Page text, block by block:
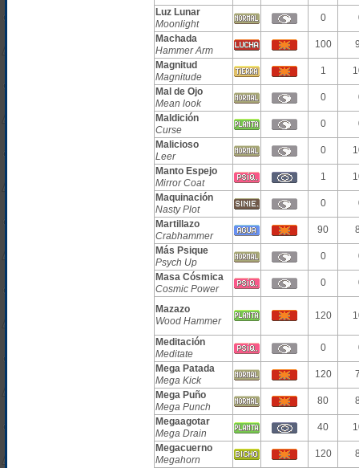
Luz Lunar
Moonlight
0
Machada
Hammer Arm
100
Magnitud
Magnitude
1
Mal de Ojo
Mean look
0
Maldición
Curse
0
Malicioso
Leer
0
Manto Espejo
Mirror Coat
1
Maquinación
Nasty Plot
0
Martillazo
Crabhammer
90
Más Psique
Psych Up
0
Masa Cósmica
Cosmic Power
0
Mazazo
Wood Hammer
120
Meditación
Meditate
0
Mega Patada
Mega Kick
120
Mega Puño
Mega Punch
80
Megaagotar
Mega Drain
40
Megacuerno
Megahorn
120